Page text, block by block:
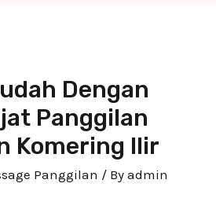
Dengan
Panggilan
Komering Ilir
Panggilan / Byadmin